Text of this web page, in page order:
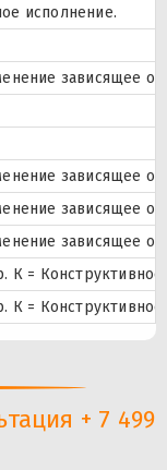
исполнение.
зависящее
зависящее
зависящее
зависящее
К =
К =
+ 7 499